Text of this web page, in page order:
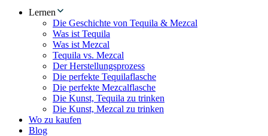
Lernen
Die Geschichte von Tequila & Mezcal
Was ist Tequila
Was ist Mezcal
Tequila vs. Mezcal
Der Herstellungsprozess
Die perfekte Tequilaflasche
Die perfekte Mezcalflasche
Die Kunst, Tequila zu trinken
Die Kunst, Mezcal zu trinken
Wo zu kaufen
Blog